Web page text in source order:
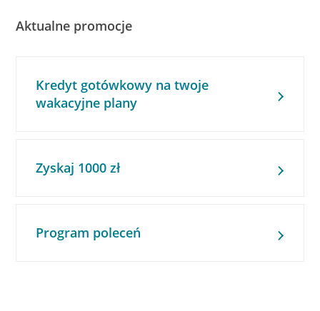
Aktualne promocje
Kredyt gotówkowy na twoje
wakacyjne plany
Zyskaj 1000 zł
Program poleceń